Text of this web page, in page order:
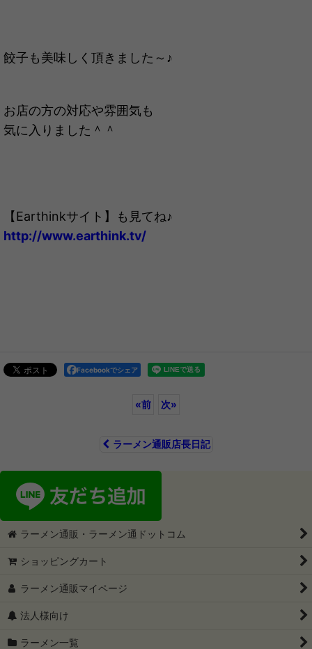
餃子も美味しく頂きました～♪
お店の方の対応や雰囲気も
気に入りました＾＾
【Earthinkサイト】も見てね♪
http://www.earthink.tv/
Facebookでシェア
«前 次»
ラーメン通販店長日記
ラーメン通販・ラーメン通ドットコム
ショッピングカート
ラーメン通販マイページ
法人様向け
ラーメン一覧